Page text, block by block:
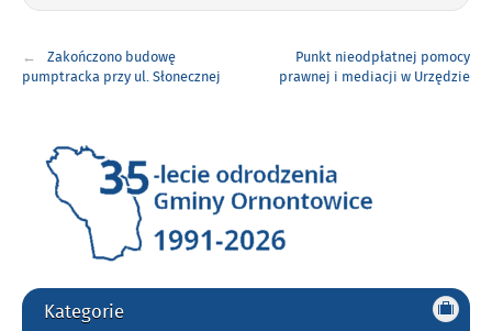
wpisu
Zakończono budowę
pumptracka przy ul. Słonecznej
Punkt nieodpłatnej pomocy
prawnej i mediacji w Urzędzie
Kategorie